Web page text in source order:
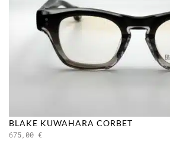
BLAKE KUWAHARA CORBET
675,00 €